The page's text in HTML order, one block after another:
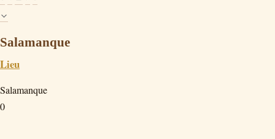
Salamanque
Lieu
Salamanque
0